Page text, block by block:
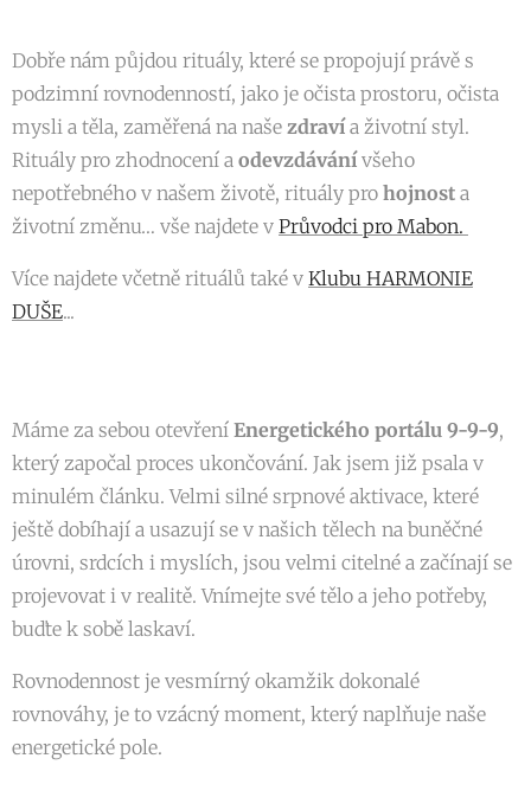
Dobře nám půjdou rituály, které se propojují právě s
podzimní rovnodenností, jako je očista prostoru, očista
mysli a těla, zaměřená na naše zdravía životní styl.
Rituály pro zhodnocení a odevzdávánívšeho
nepotřebného v našem životě, rituály pro hojnost a
životní změnu… vše najdete v Průvodci pro Mabon.
Více najdete včetně rituálů také v Klubu HARMONIE
DUŠE...
Máme za sebou otevření Energetického portálu 9-9-9,
který započal proces ukončování. Jak jsem již psala v
minulém článku. Velmi silné srpnové aktivace, které
ještě dobíhají a usazují se v našich tělech na buněčné
úrovni, srdcích i myslích, jsou velmi citelné a začínají se
projevovat i v realitě. Vnímejte své tělo a jeho potřeby,
buďte k sobě laskaví.
Rovnodennost je vesmírný okamžik dokonalé
rovnováhy, je to vzácný moment, který naplňuje naše
energetické pole.